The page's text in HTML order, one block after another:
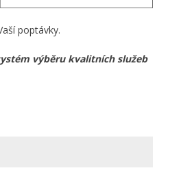
poptávky.
výběru kvalitních služeb